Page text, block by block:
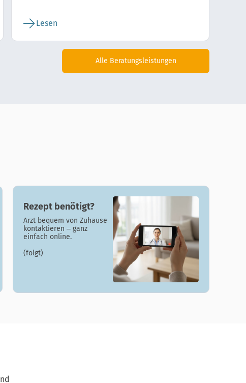
Lesen
Alle Beratungsleistungen
Rezept benötigt?
Arzt bequem von Zuhause
kontaktieren – ganz
einfach online.
(folgt)